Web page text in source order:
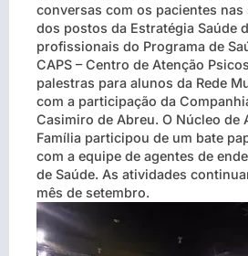
conversas com os pacientes nas
dos postos da Estratégia Saúde
profissionais do Programa de
CAPS – Centro de Atenção
palestras para alunos da Rede
com a participação da
Casimiro de Abreu. O Núcleo de
Família participou de um bate
com a equipe de agentes de
de Saúde. As atividades
mês de setembro.